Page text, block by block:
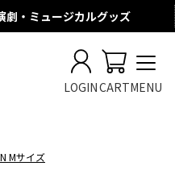
劇・ミュージカルグッズ
LOGINCARTMENU
Mサイズ